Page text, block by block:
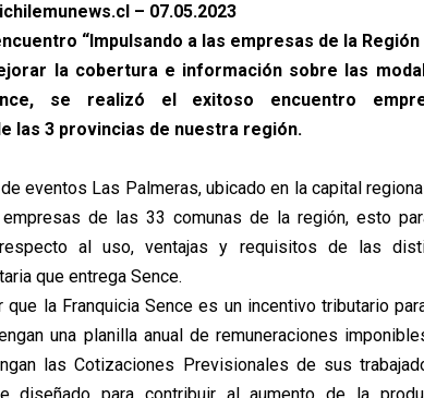
– 07.05.2023
“Impulsando a las empresas de la Región
la cobertura e información sobre las
se realizó el exitoso encuentro
las 3 provincias de nuestra región.
eventos Las Palmeras, ubicado en la capital
de las 33 comunas de la región, esto
al uso, ventajas y requisitos de las
que entrega Sence.
que la Franquicia Sence es un incentivo tributario
una planilla anual de remuneraciones
las Cotizaciones Previsionales de sus